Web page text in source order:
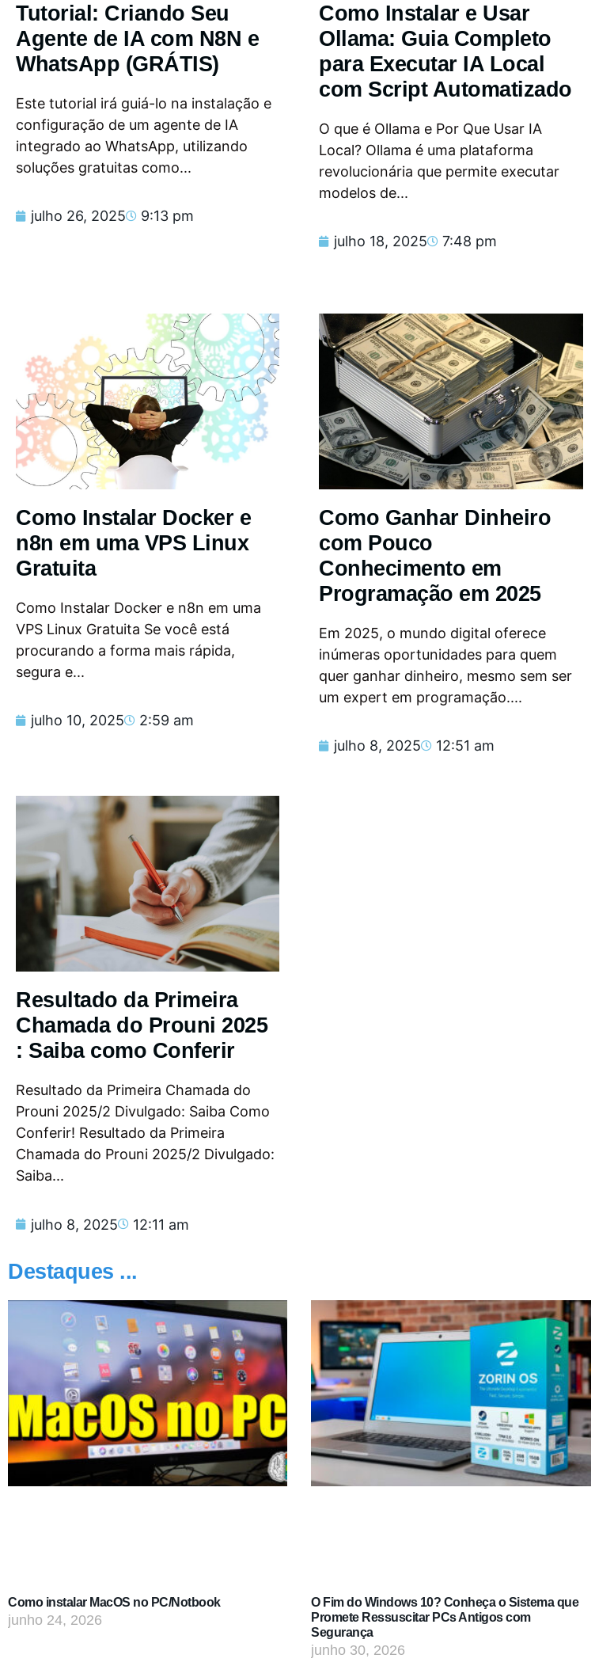
Tutorial: Criando Seu
Agente de IA com N8N e
WhatsApp (GRÁTIS)
Este tutorial irá guiá-lo na instalação e
configuração de um agente de IA
integrado ao WhatsApp, utilizando
soluções gratuitas como...
julho 26, 2025 9:13 pm
Como Instalar e Usar
Ollama: Guia Completo
para Executar IA Local
com Script Automatizado
O que é Ollama e Por Que Usar IA
Local? Ollama é uma plataforma
revolucionária que permite executar
modelos de...
julho 18, 2025 7:48 pm
Como Instalar Docker e
n8n em uma VPS Linux
Gratuita
Como Instalar Docker e n8n em uma
VPS Linux Gratuita Se você está
procurando a forma mais rápida,
segura e...
julho 10, 2025 2:59 am
Como Ganhar Dinheiro
com Pouco
Conhecimento em
Programação em 2025
Em 2025, o mundo digital oferece
inúmeras oportunidades para quem
quer ganhar dinheiro, mesmo sem ser
um expert em programação....
julho 8, 2025 12:51 am
Resultado da Primeira
Chamada do Prouni 2025
: Saiba como Conferir
Resultado da Primeira Chamada do
Prouni 2025/2 Divulgado: Saiba Como
Conferir! Resultado da Primeira
Chamada do Prouni 2025/2 Divulgado:
Saiba...
julho 8, 2025 12:11 am
Destaques ...
Como instalar MacOS no PC/Notbook
junho 24, 2026
O Fim do Windows 10? Conheça o Sistema que
Promete Ressuscitar PCs Antigos com
Segurança
junho 30, 2026